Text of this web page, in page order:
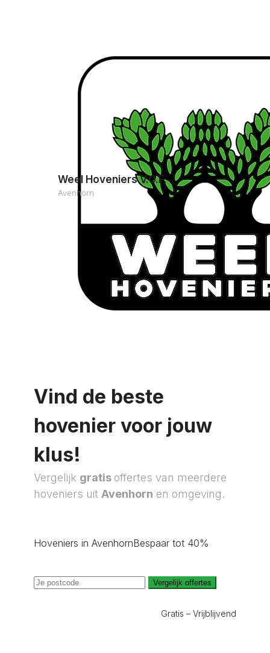
Weel Hoveniers V.O.F.
Avenhorn
Vind de beste
hovenier voor jouw
klus!
Vergelijk gratis offertes van meerdere
hoveniers uit Avenhorn en omgeving.
Hoveniers in AvenhornBespaar tot 40%
Vergelijk offertes
Gratis – Vrijblijvend